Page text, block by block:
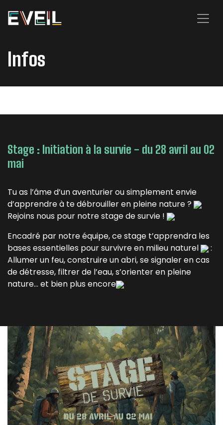
Infos
Stage : Initiation à la survie - du 28 avril au 02
mai
Tu as l’âme d’un aventurier ou simplement envie
d’apprendre à te débrouiller en pleine nature ?
Rejoins nous pour notre stage de survie !
Encadré par notre équipe, ce stage t’apprendra les
bases essentielles pour survivre en milieu naturel
:
Allumer un feu, construire un abri, se signaler en cas
de détresse, filtrer de l’eau, s’orienter en pleine
nature... et bien plus encore